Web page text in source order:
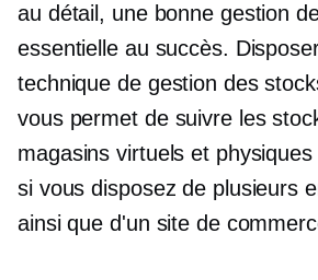
au détail, une bonne gestion
essentielle au succès.
technique de gestion des
vous permet de suivre les
magasins virtuels et
si vous disposez de plusieurs
ainsi que d'un site de